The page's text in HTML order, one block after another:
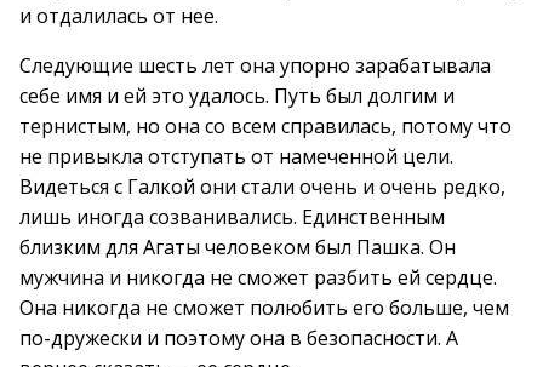
и отдалилась от нее.
Следующие шесть лет она упорно зарабатывала
себе имя и ей это удалось. Путь был долгим и
тернистым, но она со всем справилась, потому что
не привыкла отступать от намеченной цели.
Видеться с Галкой они стали очень и очень редко,
лишь иногда созванивались. Единственным
близким для Агаты человеком был Пашка. Он
мужчина и никогда не сможет разбить ей сердце.
Она никогда не сможет полюбить его больше, чем
по-дружески и поэтому она в безопасности. А